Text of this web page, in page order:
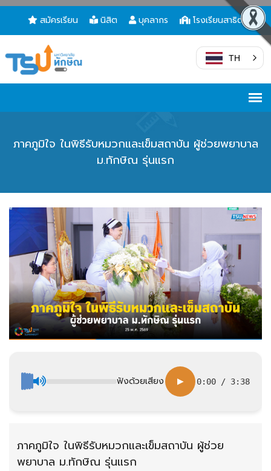
สมัครเรียน นิสิต บุคลากร โรงเรียนสาธิต
TH
ภาคภูมิใจ ในพิธีรับหมวกและเข็มสถาบัน ผู้ช่วยพยาบาล
ม.ทักษิณ รุ่นแรก
ฟังด้วยเสียง ▶ 0:00 / 3:38
ภาคภูมิใจ ในพิธีรับหมวกและเข็มสถาบัน ผู้ช่วย
พยาบาล ม.ทักษิณ รุ่นแรก